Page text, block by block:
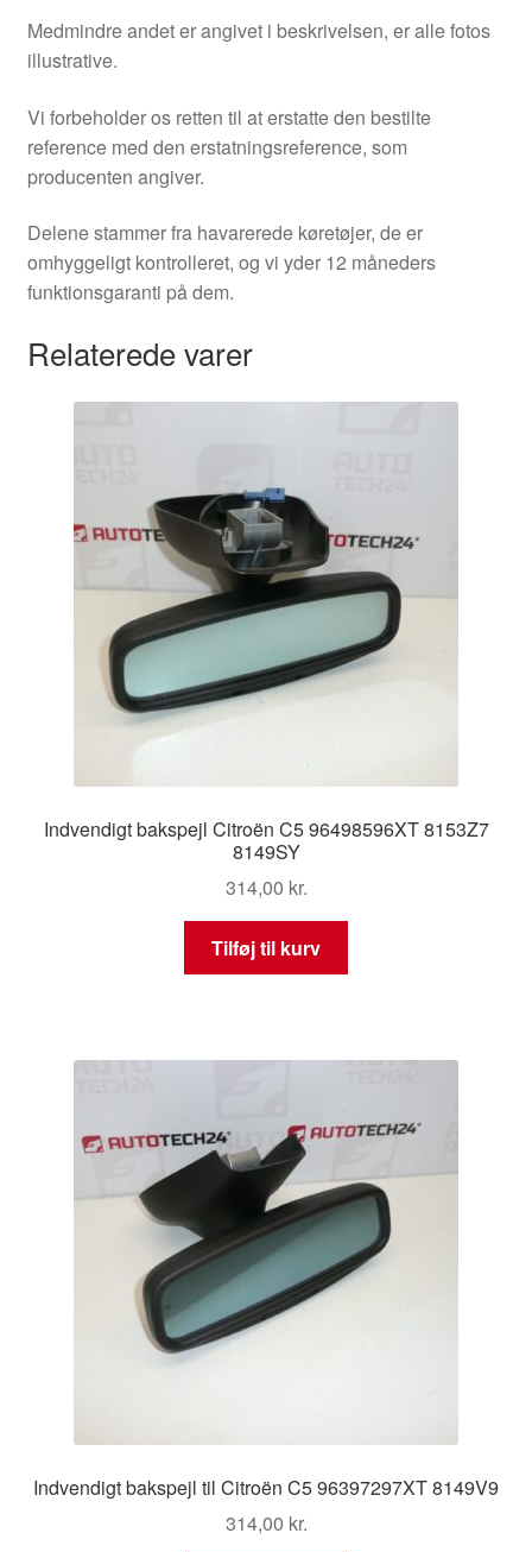
Medmindre andet er angivet i beskrivelsen, er alle fotos
illustrative.
Vi forbeholder os retten til at erstatte den bestilte
reference med den erstatningsreference, som
producenten angiver.
Delene stammer fra havarerede køretøjer, de er
omhyggeligt kontrolleret, og vi yder 12 måneders
funktionsgaranti på dem.
Relaterede varer
Indvendigt bakspejl Citroën C5 96498596XT 8153Z7
8149SY
314,00 kr.
Tilføj til kurv
Indvendigt bakspejl til Citroën C5 96397297XT 8149V9
314,00 kr.